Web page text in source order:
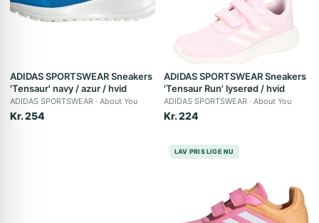
ADIDAS SPORTSWEAR Sneakers
'Tensaur' navy / azur / hvid
ADIDAS SPORTSWEAR About You
Kr. 254
ADIDAS SPORTSWEAR Sneakers
'Tensaur Run' lyserød / hvid
ADIDAS SPORTSWEAR About You
Kr. 224
LAV PRIS LIGE NU